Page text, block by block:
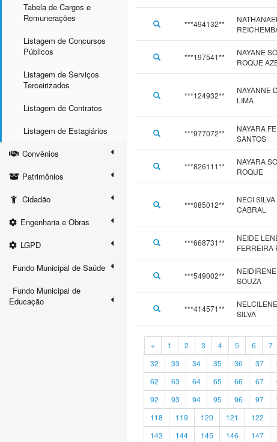
Tabela de Cargos e
Remunerações
Listagem de Concursos
Públicos
Listagem de Serviços
Terceirizados
Listagem de Contratos
Listagem de Estagiários
Convênios
Patrimônios
Cidadão
Engenharia e Obras
LGPD
Fundo Municipal de Saúde
Fundo Municipal de
Educação
***494132**
NATHANAEL
***197541**
NAYANE
ROQUE
***124932**
NAYANNE
LIMA
***977072**
NAYARA
SANTOS
***826111**
NAYARA
ROQUE
***085012**
NECI
CABRAL
***668731**
NEIDE
FERREIRA
***549002**
SOUZA
***414571**
SILVA
« 1 2 3 4 5 6 7
32
33 34 35 36 37
62
63 64 65 66 67
92
93 94 95 96 97
118
119 120 121 122
143
144 145 146 147